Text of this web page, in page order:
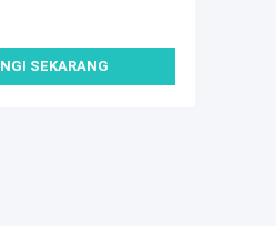
SEKARANG